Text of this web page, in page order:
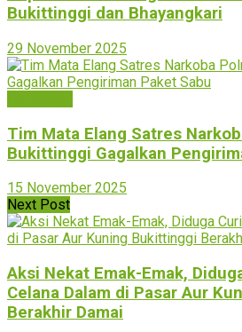
Bukittinggi dan Bhayangkari
29 November 2025
Tim Mata Elang Satres
Bukittinggi Gagalkan
15 November 2025
Next Post
Aksi Nekat Emak-Emak,
Celana Dalam di Pasar Aur
Berakhir Damai